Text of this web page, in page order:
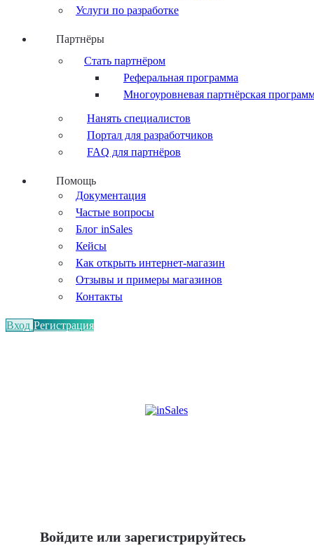
Услуги по разработке
Партнёры
Стать партнёром
Реферальная программа
Многоуровневая партнёрская
Нанять специалистов
Портал для разработчиков
FAQ для партнёров
Помощь
Документация
Частые вопросы
Блог inSales
Кейсы
Как открыть интернет-магазин
Отзывы и примеры магазинов
Контакты
Вход Регистрация
Войдите или зарегистрируйтесь